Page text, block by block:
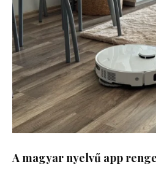
A magyar nyelvű app